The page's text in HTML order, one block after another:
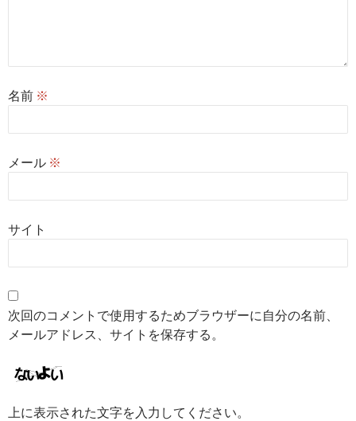
名前 ※
メール ※
サイト
次回のコメントで使用するためブラウザーに自分の名前、
メールアドレス、サイトを保存する。
上に表示された文字を入力してください。